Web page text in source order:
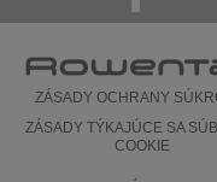
ZÁSADY OCHRANY
ZÁSADY TÝKAJÚCE SA
COOKIE